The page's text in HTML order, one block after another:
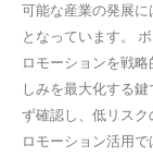
可能な産業の発展
となっています。
ロモーションを戦
しみを最大化する
ず確認し、低リス
ロモーション活用